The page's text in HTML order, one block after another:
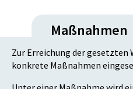
Maßnahmen
Zur Erreichung der gesetzten
konkrete Maßnahmen